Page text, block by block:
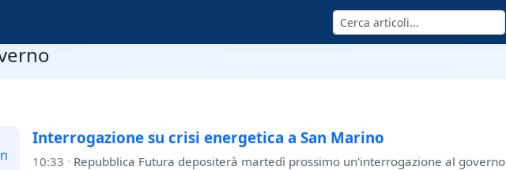
Cerca
Interrogazione su crisi energetica a San Marino
10:33 · Repubblica Futura depositerà martedì prossimo un'interrogazione al governo